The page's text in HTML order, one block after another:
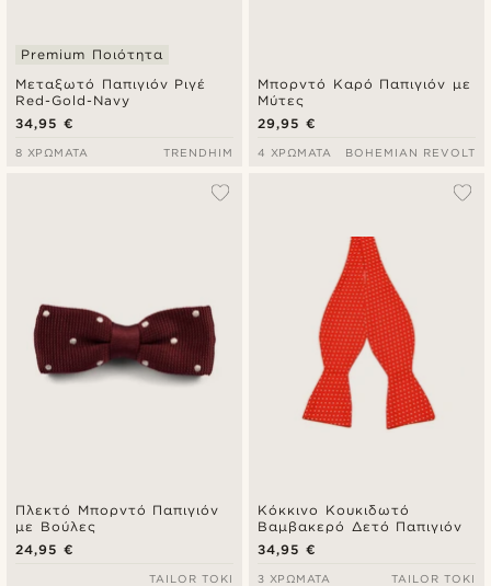
Μεταξωτό Παπιγιόν Ριγέ
Red-Gold-Navy
Premium Ποιότητα
34,95 €
8 ΧΡΏΜΑΤΑ TRENDHIM
Μπορντό Καρό Παπιγιόν με
Μύτες
29,95 €
4 ΧΡΏΜΑΤΑ BOHEMIAN REVOLT
Πλεκτό Μπορντό Παπιγιόν
με Βούλες
24,95 €
TAILOR TOKI
Κόκκινο Κουκιδωτό
Βαμβακερό Δετό Παπιγιόν
34,95 €
3 ΧΡΏΜΑΤΑ TAILOR TOKI